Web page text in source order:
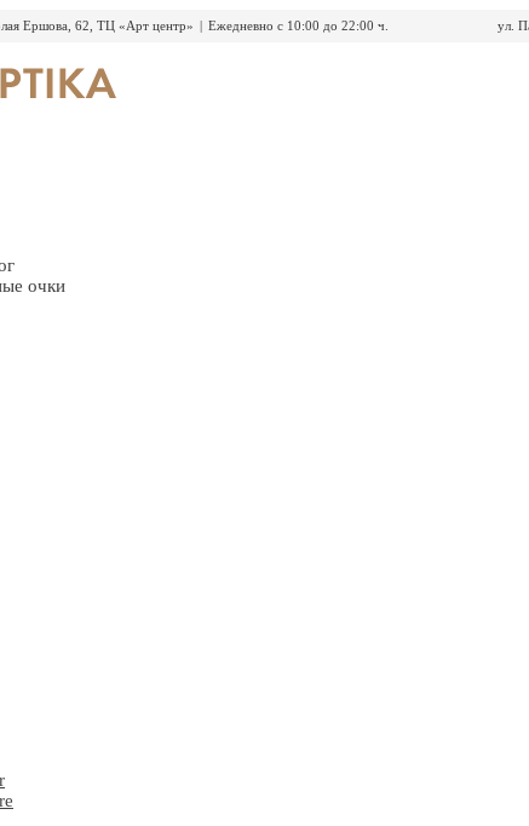
Ершова, 62, ТЦ «Арт центр» | Ежедневно с 10:00 до 22:00 ч. ул.
очки